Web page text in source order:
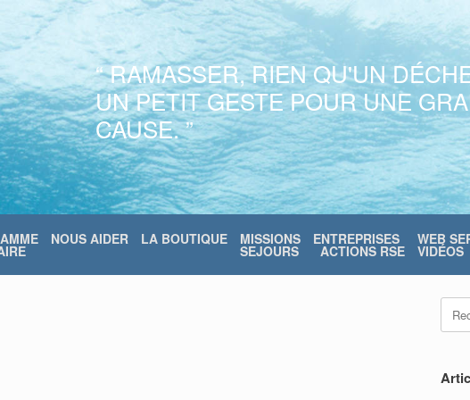
“ RAMASSER, RIEN QU'UN
UN PETIT GESTE POUR UNE
CAUSE. ”
NOUS AIDER LA BOUTIQUE MISSIONS
SEJOURS
ENTREPRISES
ACTIONS RSE
WEB
VIDÉOS
Search
for: